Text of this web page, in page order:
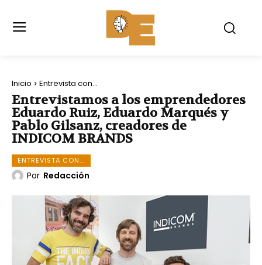
Inicio Entrevista con...
Entrevistamos a los emprendedores
Eduardo Ruiz, Eduardo Marqués y
Pablo Gilsanz, creadores de
INDICOM BRANDS
ENTREVISTA CON...
Por Redacción